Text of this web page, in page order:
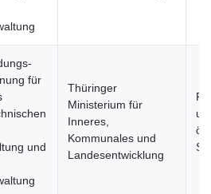
für
und
Thüringer
Ministerium für
Inneres,
Kommunales und
Landesentwicklung